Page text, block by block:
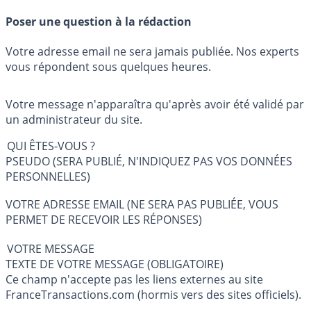
Poser une question à la rédaction
Votre adresse email ne sera jamais publiée. Nos experts
vous répondent sous quelques heures.
Votre message n'apparaîtra qu'après avoir été validé par
un administrateur du site.
QUI ÊTES-VOUS ?
PSEUDO (SERA PUBLIÉ, N'INDIQUEZ PAS VOS DONNÉES
PERSONNELLES)
VOTRE ADRESSE EMAIL (NE SERA PAS PUBLIÉE, VOUS
PERMET DE RECEVOIR LES RÉPONSES)
VOTRE MESSAGE
TEXTE DE VOTRE MESSAGE (OBLIGATOIRE)
Ce champ n'accepte pas les liens externes au site
FranceTransactions.com (hormis vers des sites officiels).